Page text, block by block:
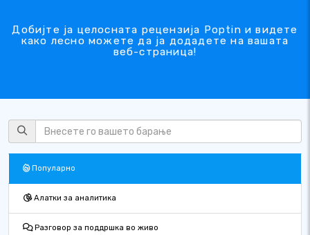
Добијте ја целосната рецензија Poptin и видете
како лесно можете да ја додадете на вашата
веб-страница!
Популарно
Алатки за аналитика
Разговор за поддршка во живо